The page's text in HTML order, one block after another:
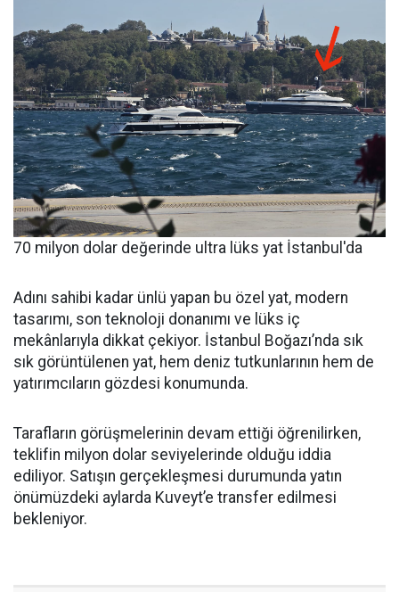
70 milyon dolar değerinde ultra lüks yat İstanbul'da
Adını sahibi kadar ünlü yapan bu özel yat, modern
tasarımı, son teknoloji donanımı ve lüks iç
mekânlarıyla dikkat çekiyor. İstanbul Boğazı’nda sık
sık görüntülenen yat, hem deniz tutkunlarının hem de
yatırımcıların gözdesi konumunda.
Tarafların görüşmelerinin devam ettiği öğrenilirken,
teklifin milyon dolar seviyelerinde olduğu iddia
ediliyor. Satışın gerçekleşmesi durumunda yatın
önümüzdeki aylarda Kuveyt’e transfer edilmesi
bekleniyor.